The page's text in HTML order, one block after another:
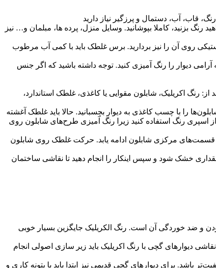
قاب، آب، دستمال و پرزگیر نیاز دارید
بزنید، کاملا بپوشانید. وسایل منزل، پرده‌ ها، مبلمان و… نیز
روی آن را نیز بردارید. برس غلطک باید با کمی آب مرطوب
دیوار را رنگ آمیزی کنید. توجه داشته باشید که اگر جنس
رنگ اکریلیک، شابلون مقوایی یا کاغذی، غلطک استاندارد،
را با چسب کاغذی به دیوار بچسبانید. حالا باید غلطک آغشته
رنگ استفاده کنید زیرا رنگ آمیزی طرح‌های شابلون روی
قسمت‌های مرکزی شابلون ادامه یابد. حرکت غلطک روی شابلون
خشک شود و سپس اینکار را انجام دهید تا نقاشی ساختمان
و ضد خوردگی آن است. رنگ الکریلیک جایگزین بسیار خوبی
دیوارهای گچی با رنگ اکریلیک باید زیر سازی اصولی انجام
باشد. برای دیوارهای گچی قدیمی نیز ابتدا باید با بتونه کاری و